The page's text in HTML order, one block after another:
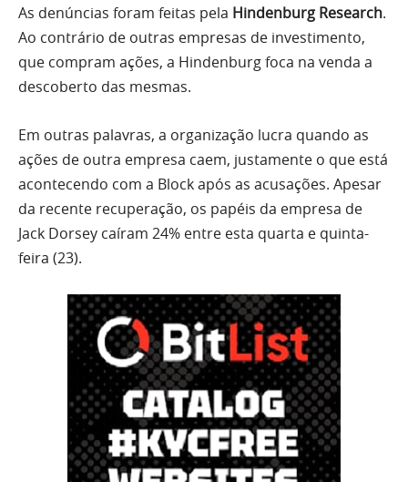
As denúncias foram feitas pela Hindenburg Research.
Ao contrário de outras empresas de investimento,
que compram ações, a Hindenburg foca na venda a
descoberto das mesmas.
Em outras palavras, a organização lucra quando as
ações de outra empresa caem, justamente o que está
acontecendo com a Block após as acusações. Apesar
da recente recuperação, os papéis da empresa de
Jack Dorsey caíram 24% entre esta quarta e quinta-
feira (23).